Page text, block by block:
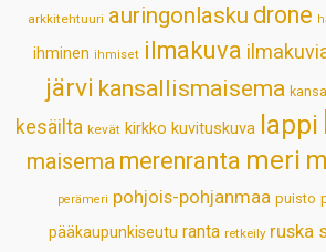
p
k
n
s
t
arkkitehtuuri auringonlasku drone
ihminen ihmiset ilmakuva
järvi kansallismaisema
kesäilta kevät kirkko kuvituskuva lappi
maisema merenranta meri
perämeri pohjois-pohjanmaa puisto
pääkaupunkiseutu ranta retkeily ruska